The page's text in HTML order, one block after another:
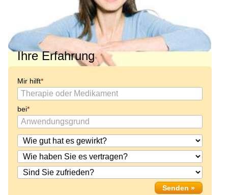
Ihre Erfahrung
Mir hilft
bei